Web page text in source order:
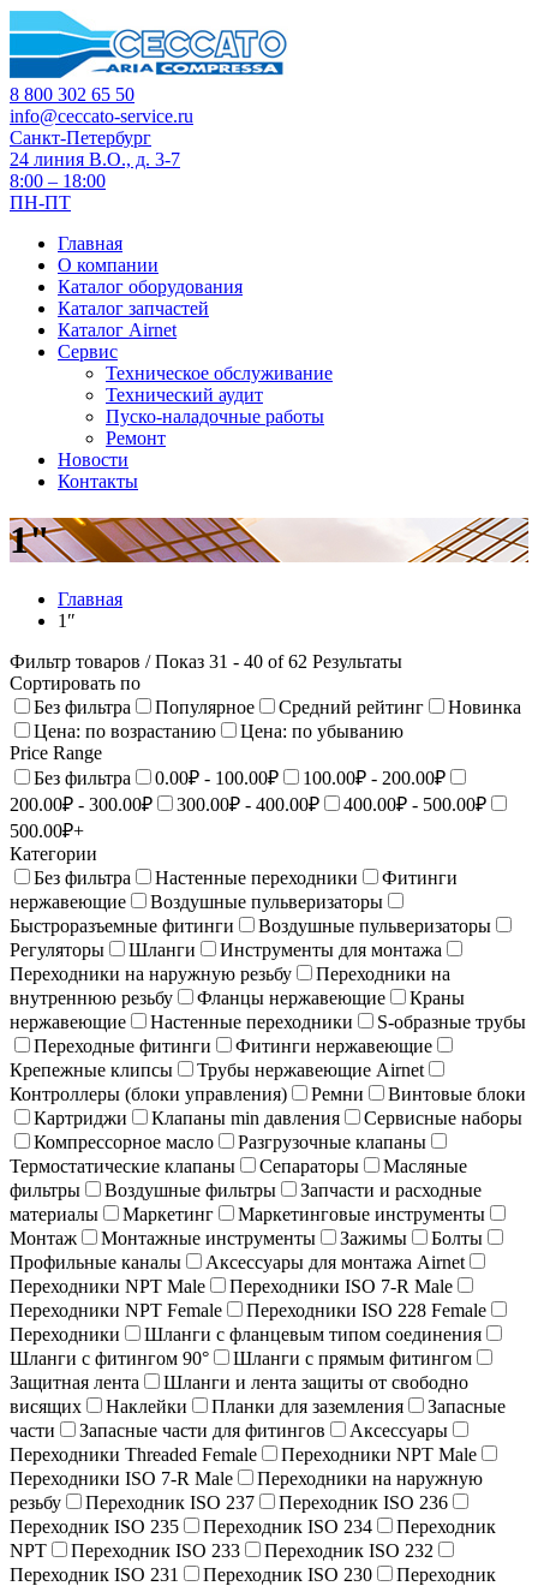
8 800 302 65 50
info@ceccato-service.ru
Санкт-Петербург
24 линия В.О., д. 3-7
8:00 – 18:00
ПН-ПТ
Главная
О компании
Каталог оборудования
Каталог запчастей
Каталог Airnet
Сервис
Техническое обслуживание
Технический аудит
Пуско-наладочные работы
Ремонт
Новости
Контакты
1"
Главная
1″
Фильтр товаров / Показ 31 - 40 of 62 Результаты
Сортировать по
Без фильтра
Популярное Средний рейтинг
Новинка
Цена: по возрастанию
Цена: по убыванию
Price Range
Без фильтра
0.00₽ - 100.00₽
100.00₽ - 200.00₽
200.00₽ - 300.00₽
300.00₽ - 400.00₽
400.00₽ - 500.00₽
500.00₽+
Категории
Без фильтра
Настенные переходники
Фитинги
нержавеющие
Воздушные пульверизаторы
Быстроразъемные фитинги
Воздушные пульверизаторы
Регуляторы
Шланги
Инструменты для монтажа
Переходники на наружную резьбу
Переходники на
внутреннюю резьбу
Фланцы нержавеющие
Краны
нержавеющие
Настенныe переходники
S-образные трубы
Переходные фитинги
Фитинги нержавеющие
Крепежные клипсы
Трубы нержавеющие Airnet
Контроллеры (блоки управления)
Ремни
Винтовые блоки
Картриджи
Клапаны min давления
Сервисные наборы
Компрессорное масло
Разгрузочные клапаны
Термостатические клапаны
Сепараторы
Масляные
фильтры
Воздушные фильтры
Запчасти и расходные
материалы
Маркетинг
Маркетинговые инструменты
Монтаж
Монтажные инструменты Зажимы
Болты
Профильные каналы
Аксессуары для монтажа Airnet
Переходники NPT Male
Переходники ISO 7-R Male
Переходники NPT Female
Переходники ISO 228 Female
Переходники
Шланги с фланцевым типом соединения
Шланги с фитингом 90°
Шланги с прямым фитингом
Защитная лента
Шланги и лента защиты от свободно
висящих
Наклейки Планки для заземления
Запасные
части
Запасные части для фитингов
Аксессуары
Переходники Threaded Female
Переходники NPT Male
Переходники ISO 7-R Male
Переходники на наружную
резьбу
Переходник ISO 237
Переходник ISO 236
Переходник ISO 235
Переходник ISO 234
Переходник
NPT
Переходник ISO 233
Переходник ISO 232
Переходник ISO 231
Переходник ISO 230
Переходник